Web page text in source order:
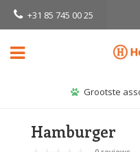
+31 85 745 00 25
Grootste
Hamburger